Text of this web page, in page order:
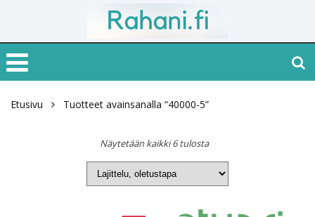
Etusivu Tuotteet avainsanalla “40000-5”
Näytetään kaikki 6 tulosta